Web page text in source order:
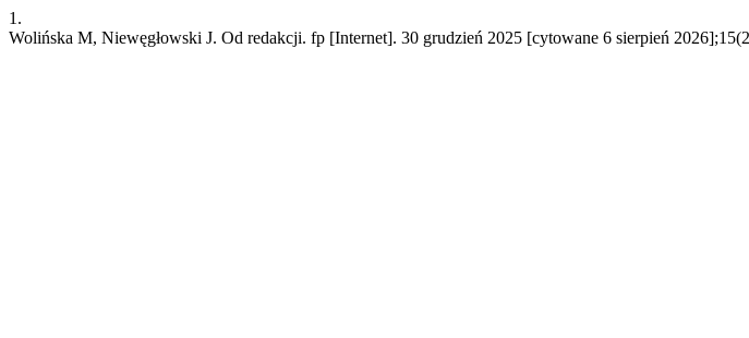
1.
Wolińska M, Niewęgłowski J. Od redakcji. fp [Internet]. 30 grudzień 2025 [cytowane 6 sierpień